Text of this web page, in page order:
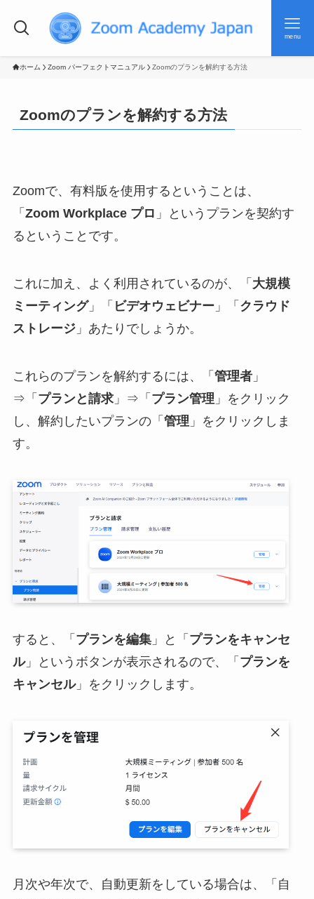
menu
ホーム Zoom パーフェクトマニュアル Zoomのプランを解約する方法
Zoomのプランを解約する方法
Zoomで、有料版を使用するということは、
「 Zoom Workplace プロ 」というプランを契約す
るということです。
これに加え、よく利用されているのが、「 大規模
ミーティング」「 ビデオウェビナー 」「 クラウド
ストレージ」あたりでしょうか。
これらのプランを解約するには、「 管理者」
⇒「 プランと請求」⇒「 プラン管理 」をクリック
し、解約したいプランの「 管理 」をクリックしま
す。
すると、「 プランを編集」と「 プランをキャンセ
ル」というボタンが表示されるので、「 プランを
キャンセル」をクリックします。
月次や年次で、自動更新をしている場合は、「自